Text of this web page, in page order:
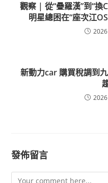
觀察 | 從“疊羅漢”到“換
明星總困在“座次江
新動力car 購買稅調到
發佈留言
Comment